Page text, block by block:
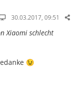
30.03.2017, 09:51
Xiaomi schlecht
😉